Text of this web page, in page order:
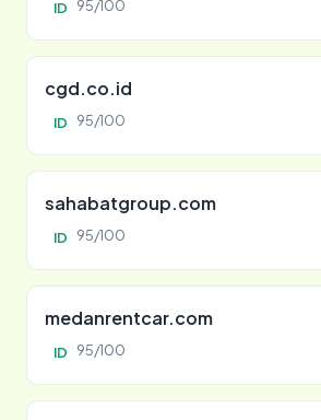
ID 95/100
cgd.co.id
ID 95/100
sahabatgroup.com
ID 95/100
medanrentcar.com
ID 95/100